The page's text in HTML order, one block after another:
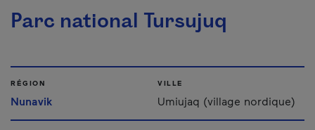
Parc national Tursujuq
RÉGION
Nunavik
VILLE
Umiujaq (village nordique)